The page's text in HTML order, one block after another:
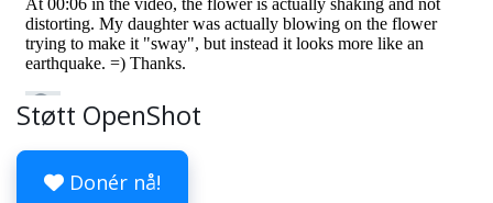
Støtt OpenShot
Donér nå!